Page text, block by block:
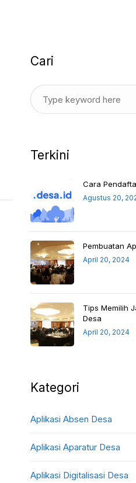
Cari
Terkini
Cara
Agustus 20,
Pembuatan
April 20, 2024
Tips Memilih
Desa
April 20, 2024
Kategori
Aplikasi Absen Desa
Aplikasi Aparatur Desa
Aplikasi Digitalisasi Desa